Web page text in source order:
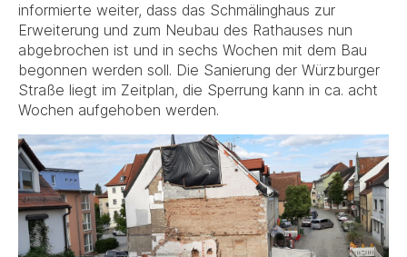
informierte weiter, dass das Schmälinghaus zur
Erweiterung und zum Neubau des Rathauses nun
abgebrochen ist und in sechs Wochen mit dem Bau
begonnen werden soll. Die Sanierung der Würzburger
Straße liegt im Zeitplan, die Sperrung kann in ca. acht
Wochen aufgehoben werden.